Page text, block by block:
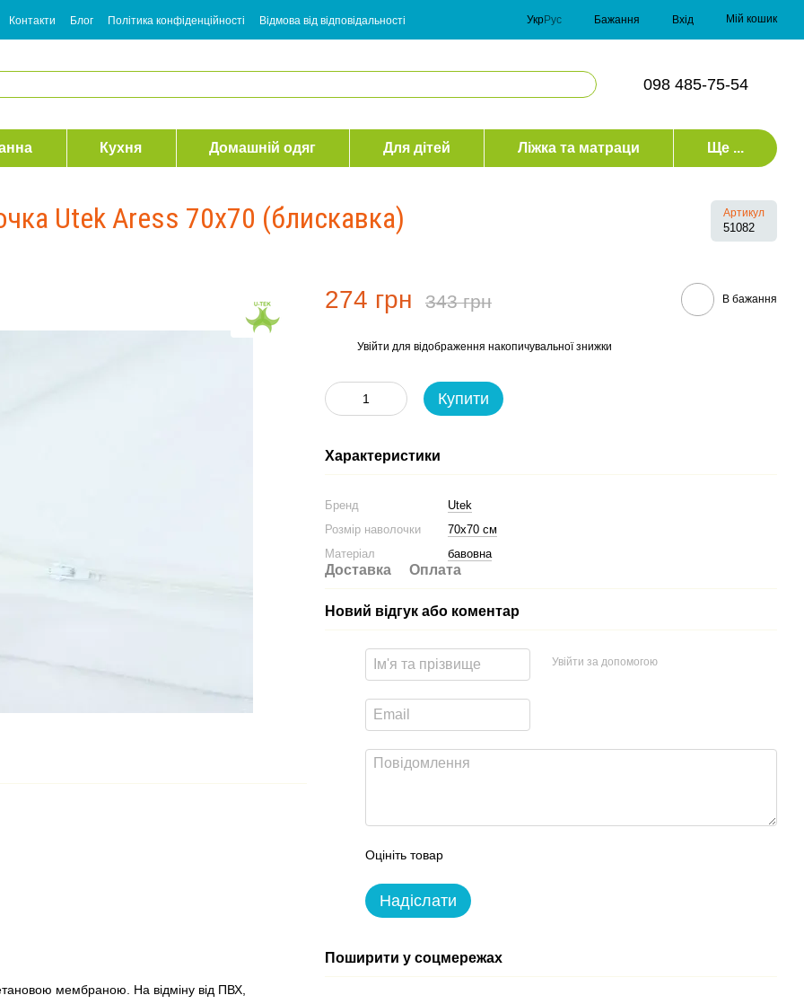
Контакти Блог Політика конфіденційності Відмова від відповідальності УкрРус Бажання Вхід Мій кошик
098 485-75-54
Кухня Домашній одяг Для дітей Ліжка та матраци Ще ...
Utek Aress 70х70 (блискавка) Артикул
51082
мембраною. На відміну від ПВХ,
274 грн 343 грн В бажання
Увійти для відображення накопичувальної знижки
Купити
Характеристики
Бренд
Utek
Розмір наволочки
70х70 см
Матеріал
бавовна
Доставка Оплата
Новий відгук або коментар
Увійти за допомогою
Оцініть товар
Надіслати
Поширити у соцмережах